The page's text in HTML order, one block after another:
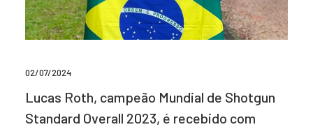
02/07/2024
Lucas Roth, campeão Mundial de Shotgun
Standard Overall 2023, é recebido com